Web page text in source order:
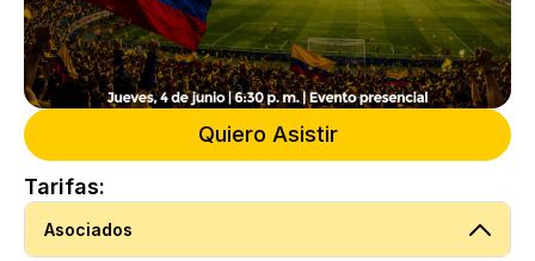
Quiero Asistir
Tarifas:
Asociados